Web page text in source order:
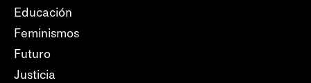
Educación
Feminismos
Futuro
Justicia